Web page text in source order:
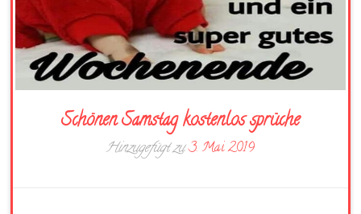
Schönen Samstag kostenlos sprüche
Hinzugefügt zu3. Mai 2019